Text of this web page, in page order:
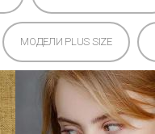
МОДЕЛИ PLUS SIZE